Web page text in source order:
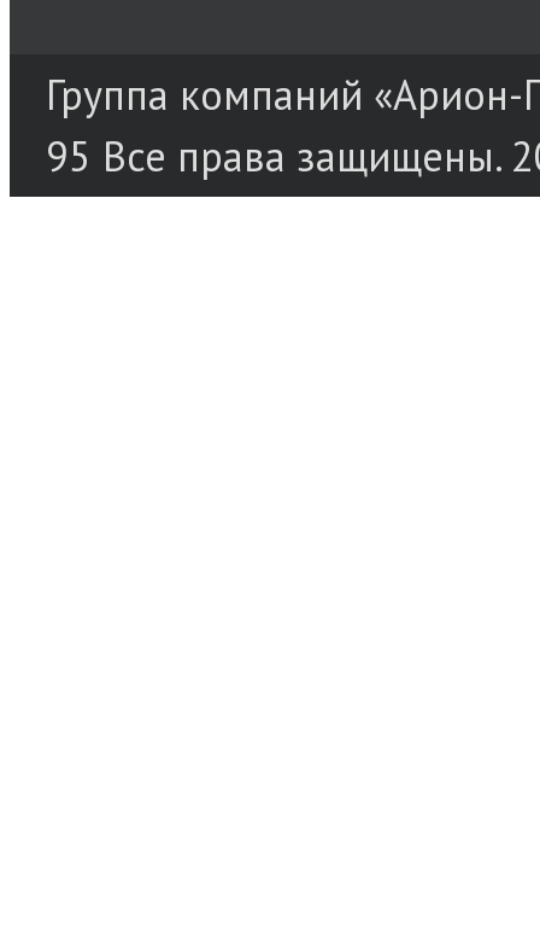
Группа компаний
95 Все права защищены.